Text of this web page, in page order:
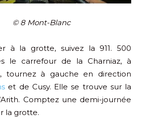
© 8 Mont-Blanc
à la grotte, suivez la 911. 500
le carrefour de la Charniaz, à
tournez à gauche en direction
et de Cusy. Elle se trouve sur la
Comptez une demi-journée
la grotte.